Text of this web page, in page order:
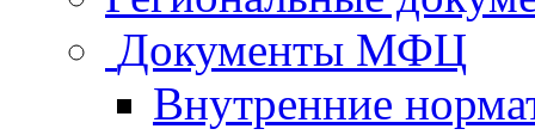
Документы МФЦ
Внутренние